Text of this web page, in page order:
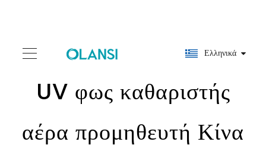
Ελληνικά
UV φως καθαριστής
αέρα προμηθευτή Κίνα